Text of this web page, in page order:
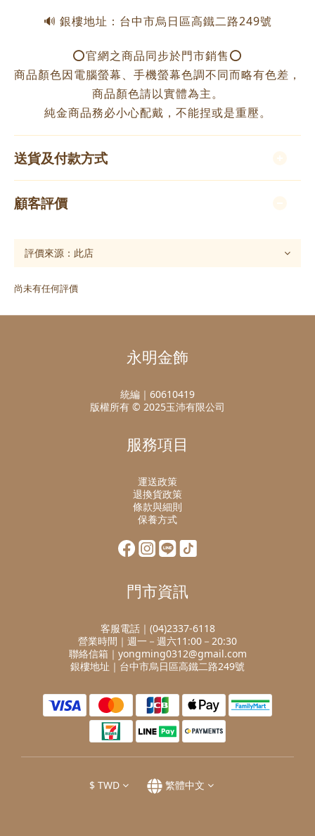
🔊 銀樓地址：台中市烏日區高鐵二路249號
⭕️官網之商品同步於門市銷售⭕️
商品顏色因電腦螢幕、手機螢幕色調不同而略有色差，
商品顏色請以實體為主。
純金商品務必小心配戴，不能捏或是重壓。
送貨及付款方式
顧客評價
尚未有任何評價
永明金飾
統編｜60610419
版權所有 © 2025玉沛有限公司
服務項目
運送政策
退換貨政策
條款與細則
保養方式
門市資訊
客服電話｜(04)2337-6118
營業時間｜週一－週六11:00－20:30
聯絡信箱｜yongming0312@gmail.com
銀樓地址｜台中市烏日區高鐵二路249號
$ TWD 繁體中文